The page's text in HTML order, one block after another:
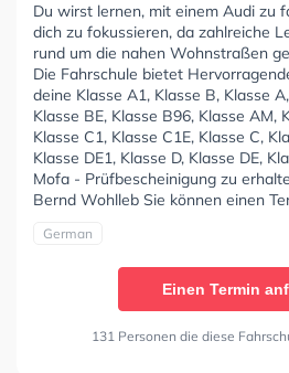
Du wirst lernen, mit einem Audi zu
dich zu fokussieren, da zahlreiche
rund um die nahen Wohnstraßen
Die Fahrschule bietet
deine Klasse A1, Klasse B, Klasse
Klasse BE, Klasse B96, Klasse AM,
Klasse C1, Klasse C1E, Klasse C,
Klasse DE1, Klasse D, Klasse DE,
Mofa - Prüfbescheinigung zu
Bernd Wohlleb Sie können einen
German
Einen Termin
131 Personen die diese